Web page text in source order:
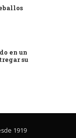
en un
su
1919